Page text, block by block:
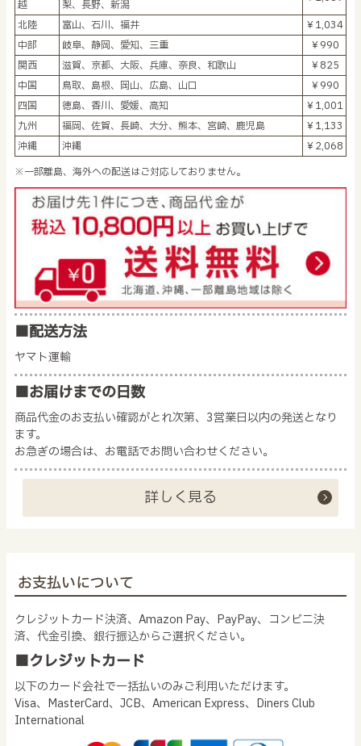
越
梨、長野、新潟
北陸
富山、石川、福井
￥1,034
中部
岐阜、静岡、愛知、三重
￥990
関西
滋賀、京都、大阪、兵庫、奈良、和歌山
￥825
中国
鳥取、島根、岡山、広島、山口
￥990
四国
徳島、香川、愛媛、高知
￥1,001
九州
福岡、佐賀、長崎、大分、熊本、宮崎、鹿児島
￥1,133
沖縄
沖縄
￥2,068
※一部離島、海外への配送はご対応しておりません。
■配送方法
ヤマト運輸
■お届けまでの日数
商品代金のお支払い確認がとれ次第、3営業日以内の発送となり
ます。
お急ぎの場合は、お電話でお問い合わせください。
詳しく見る
お支払いについて
クレジットカード決済、Amazon Pay、PayPay、コンビニ決
済、代金引換、銀行振込からご選択ください。
■クレジットカード
以下のカード会社で一括払いのみご利用いただけます。
Visa、MasterCard、JCB、American Express、Diners Club
International